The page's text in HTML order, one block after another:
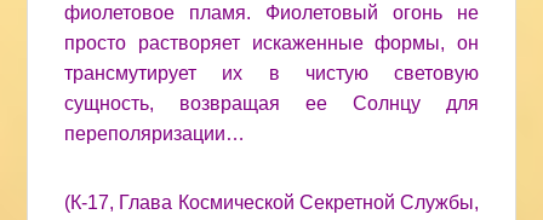
фиолетовое пламя. Фиолетовый огонь не
просто растворяет искаженные формы, он
трансмутирует их в чистую световую
сущность, возвращая ее Солнцу для
переполяризации…
(К-17, Глава Космической Секретной Службы,